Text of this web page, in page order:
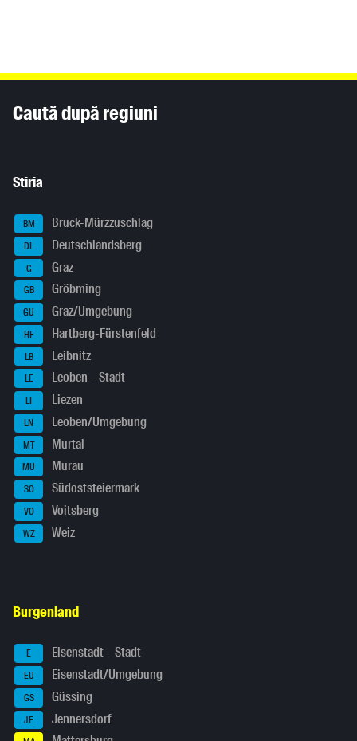
Caută după regiuni
Stiria
BM Bruck-Mürzzuschlag
DL Deutschlandsberg
G Graz
GB Gröbming
GU Graz/Umgebung
HF Hartberg-Fürstenfeld
LB Leibnitz
LE Leoben – Stadt
LI Liezen
LN Leoben/Umgebung
MT Murtal
MU Murau
SO Südoststeiermark
VO Voitsberg
WZ Weiz
Burgenland
E Eisenstadt – Stadt
EU Eisenstadt/Umgebung
GS Güssing
JE Jennersdorf